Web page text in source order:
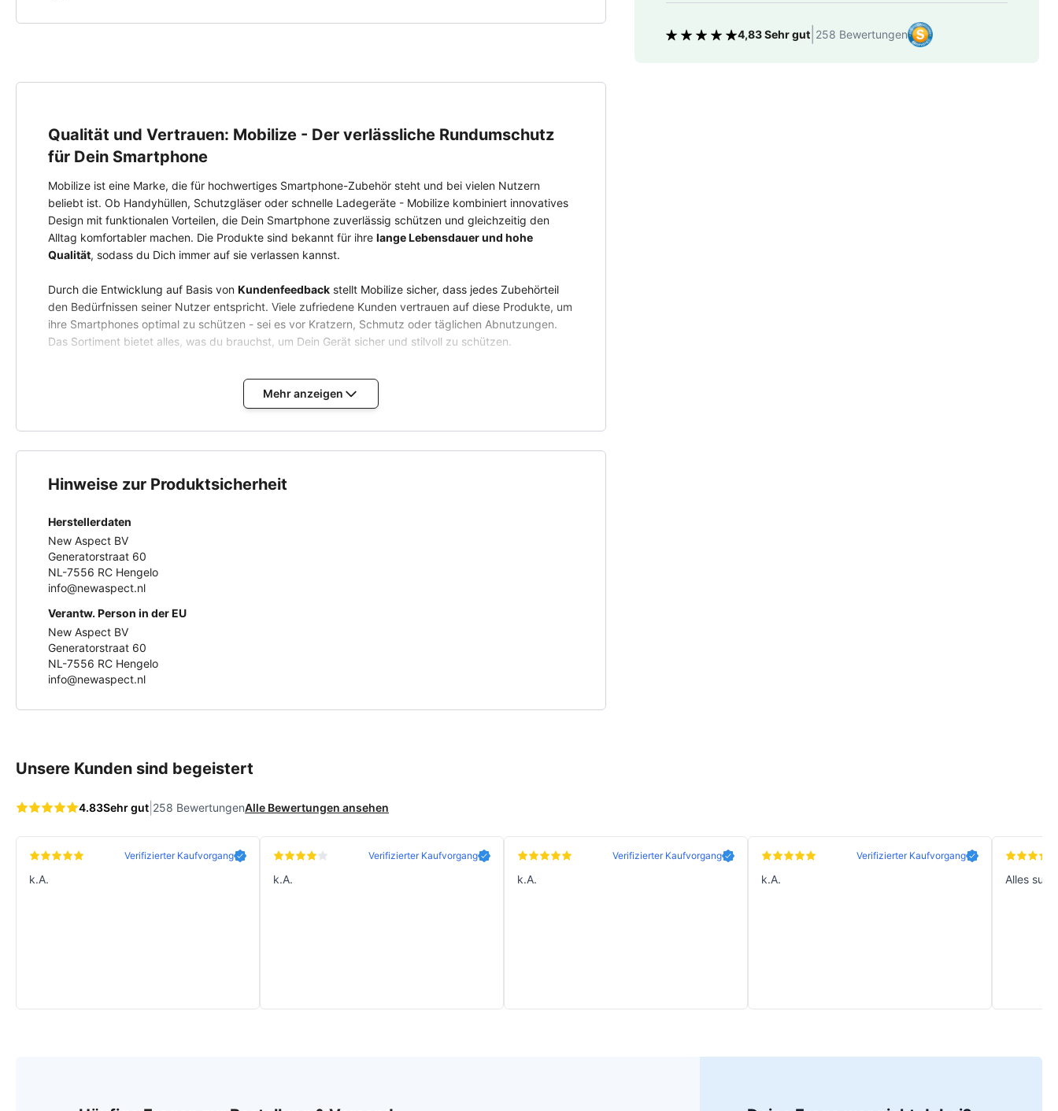
Bewertung 4.83 von 5 Sternen
4,83 Sehr gut 258 Bewertungen
Qualität und Vertrauen: Mobilize - Der verlässliche Rundumschutz
für Dein Smartphone
Mobilize ist eine Marke, die für hochwertiges Smartphone-Zubehör steht und bei vielen Nutzern
beliebt ist. Ob Handyhüllen, Schutzgläser oder schnelle Ladegeräte - Mobilize kombiniert innovatives
Design mit funktionalen Vorteilen, die Dein Smartphone zuverlässig schützen und gleichzeitig den
Alltag komfortabler machen. Die Produkte sind bekannt für ihre lange Lebensdauer und hohe
Qualität, sodass du Dich immer auf sie verlassen kannst.
Durch die Entwicklung auf Basis von Kundenfeedback stellt Mobilize sicher, dass jedes Zubehörteil
den Bedürfnissen seiner Nutzer entspricht. Viele zufriedene Kunden vertrauen auf diese Produkte, um
ihre Smartphones optimal zu schützen - sei es vor Kratzern, Schmutz oder täglichen Abnutzungen.
Das Sortiment bietet alles, was du brauchst, um Dein Gerät sicher und stilvoll zu schützen.
Schütze, was Dir wichtig ist - entdecke jetzt das vielfältige Sortiment von Mobilize und finde das
perfekte Zubehör für Dein Smartphone. Verlass Dich auf Qualität, die den Unterschied macht!
Mehr anzeigen
Hinweise zur Produktsicherheit
Herstellerdaten
New Aspect BV
Generatorstraat 60
NL-7556 RC Hengelo
info@newaspect.nl
Verantw. Person in der EU
New Aspect BV
Generatorstraat 60
NL-7556 RC Hengelo
info@newaspect.nl
Unsere Kunden sind begeistert
4.83Sehr gut 258 BewertungenAlle Bewertungen ansehen
Verifizierter Kaufvorgang
k.A.
Verifizierter Kaufvorgang
k.A.
Verifizierter Kaufvorgang
k.A.
Verifizierter Kaufvorgang
k.A. Alles